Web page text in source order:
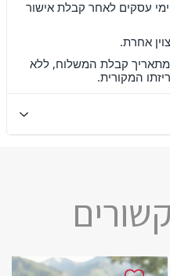
כל ההזמנות מעובדות תוך 2 עד 7 ימי עסקים לאחר קבלת אישור
אחרת.
את המוצר עד 30 יום מתאריך קבלת המשלוח, ללא
המקורית.